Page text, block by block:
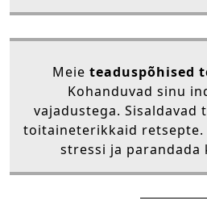
Meie teaduspõhised
Kohanduvad sinu
vajadustega. Sisaldavad
toitaineterikkaid retsepte.
stressi ja parandada